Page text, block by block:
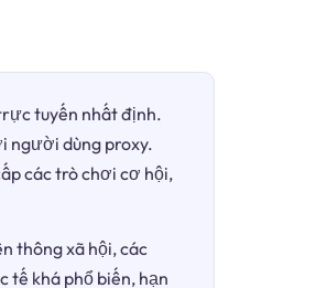
tuyến nhất định.
người dùng proxy.
các trò chơi cơ hội,
thông xã hội, các
tế khá phổ biến, hạn